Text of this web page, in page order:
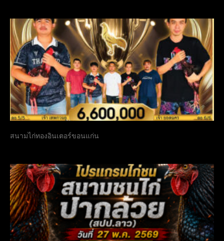
สนามไก่ทองอินเตอร์ขอนแก่น